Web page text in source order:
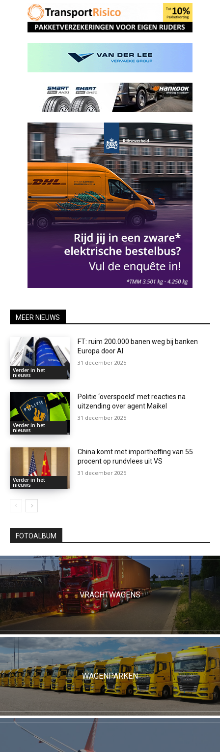
MEER NIEUWS
Verder in het
nieuws
FT: ruim 200.000 banen weg bij banken
Europa door AI
31 december 2025
Verder in het
nieuws
Politie ‘overspoeld’ met reacties na
uitzending over agent Maikel
31 december 2025
Verder in het
nieuws
China komt met importheffing van 55
procent op rundvlees uit VS
31 december 2025
FOTOALBUM
VRACHTWAGENS
WAGENPARKEN